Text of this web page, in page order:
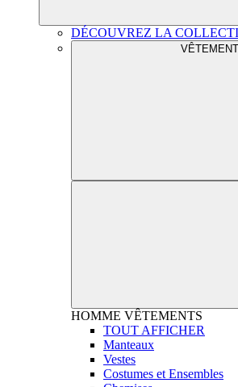
DÉCOUVREZ LA
HOMME VÊTEMENTS
TOUT AFFICHER
Manteaux
Vestes
Costumes et Ensembles